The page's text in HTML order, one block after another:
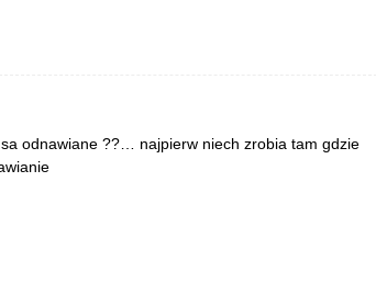
odnawiane ??… najpierw niech zrobia tam gdzie